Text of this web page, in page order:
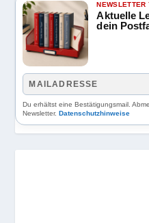
NEWSLETTER
Aktuelle
dein
Du erhältst eine Bestätigungsmail.
Newsletter.Datenschutzhinweise